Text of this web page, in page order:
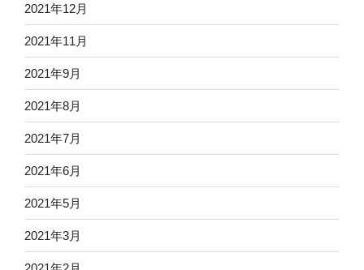
2021年12月
2021年11月
2021年9月
2021年8月
2021年7月
2021年6月
2021年5月
2021年3月